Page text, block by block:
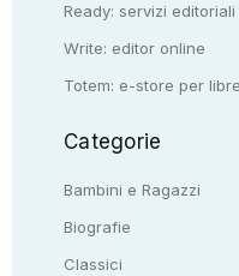
Ready: servizi editoriali
Write: editor online
Totem: e-store per
Categorie
Bambini e Ragazzi
Biografie
Classici